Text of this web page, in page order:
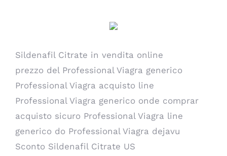
Sildenafil Citrate in vendita online
prezzo del Professional Viagra generico
Professional Viagra acquisto line
Professional Viagra generico onde comprar
acquisto sicuro Professional Viagra line
generico do Professional Viagra dejavu
Sconto Sildenafil Citrate US